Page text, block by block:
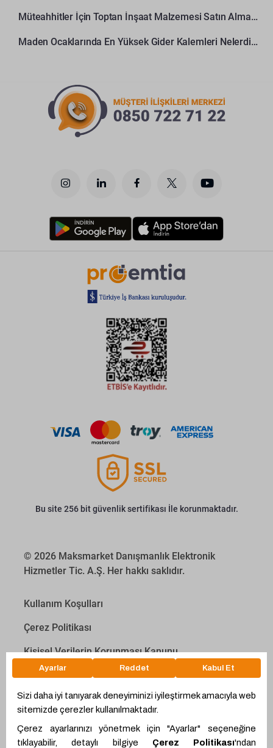
WhatsApp
Teklif Hattı
Müteahhitler İçin Toptan İnşaat Malzemesi Satın Alma Rehberi
Maden Ocaklarında En Yüksek Gider Kalemleri Nelerdir?
Bu site 256 bit güvenlik sertifikası İle korunmaktadır.
© 2026 Maksmarket Danışmanlık Elektronik
Hizmetler Tic. A.Ş. Her hakkı saklıdır.
Kullanım Koşulları
Çerez Politikası
Kişisel Verilerin Korunması Kanunu
İletişim Aydınlatma Metni
Proyakıt
Ödeme Hesaplama Aracı